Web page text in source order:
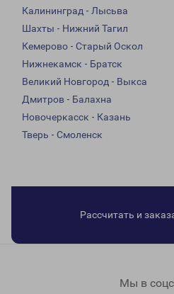
Калининград - Лысьва
Шахты - Нижний Тагил
Кемерово - Старый Оскол
Нижнекамск - Братск
Великий Новгород - Выкса
Дмитров - Балахна
Новочеркасск - Казань
Тверь - Смоленск
Рассчитать и
Мы в